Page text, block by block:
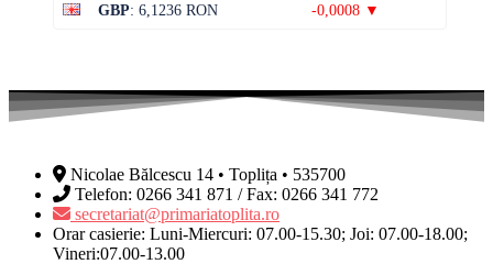
GBP: 6,1236 RON -0,0008 ▼
Nicolae Bălcescu 14 • Toplița • 535700
Telefon: 0266 341 871 / Fax: 0266 341 772
secretariat@primariatoplita.ro
Orar casierie: Luni-Miercuri: 07.00-15.30; Joi: 07.00-18.00;
Vineri:07.00-13.00